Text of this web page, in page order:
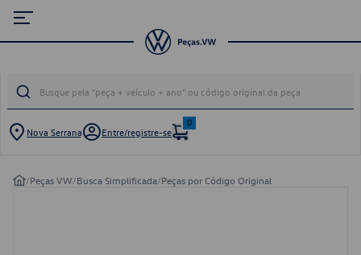
Nova Serrana Entre/registre-se
0
/Peças VW/Busca Simplificada/Peças por Código Original